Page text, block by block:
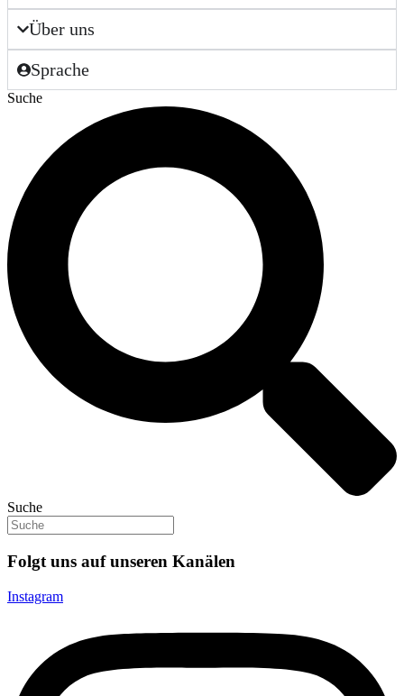
Über uns
Sprache
Suche
Suche
Folgt uns auf unseren Kanälen
Instagram